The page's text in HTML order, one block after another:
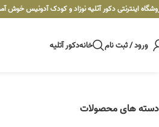
اینترنتی دکور آتلیه نوزاد و کودک آدونیس خوش
ورود / ثبت نام خانهدکور آتلیه
دسته های محصولات